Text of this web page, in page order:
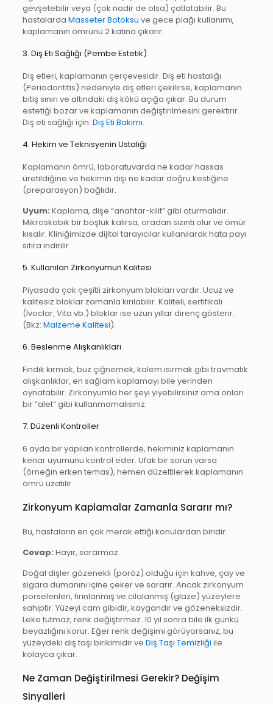
gevşetebilir veya (çok nadir de olsa) çatlatabilir. Bu
hastalarda Masseter Botoksu ve gece plağı kullanımı,
kaplamanın ömrünü 2 katına çıkarır.
3. Diş Eti Sağlığı (Pembe Estetik)
Diş etleri, kaplamanın çerçevesidir. Diş eti hastalığı
(Periodontitis) nedeniyle diş etleri çekilirse, kaplamanın
bitiş sınırı ve altındaki diş kökü açığa çıkar. Bu durum
estetiği bozar ve kaplamanın değiştirilmesini gerektirir.
Diş eti sağlığı için: Diş Eti Bakımı.
4. Hekim ve Teknisyenin Ustalığı
Kaplamanın ömrü, laboratuvarda ne kadar hassas
üretildiğine ve hekimin dişi ne kadar doğru kestiğine
(preparasyon) bağlıdır.
Uyum: Kaplama, dişe “anahtar-kilit” gibi oturmalıdır.
Mikroskobik bir boşluk kalırsa, oradan sızıntı olur ve ömür
kısalır. Kliniğimizde dijital tarayıcılar kullanılarak hata payı
sıfıra indirilir.
5. Kullanılan Zirkonyumun Kalitesi
Piyasada çok çeşitli zirkonyum blokları vardır. Ucuz ve
kalitesiz bloklar zamanla kırılabilir. Kaliteli, sertifikalı
(Ivoclar, Vita vb.) bloklar ise uzun yıllar direnç gösterir.
(Bkz: Malzeme Kalitesi).
6. Beslenme Alışkanlıkları
Fındık kırmak, buz çiğnemek, kalem ısırmak gibi travmatik
alışkanlıklar, en sağlam kaplamayı bile yerinden
oynatabilir. Zirkonyumla her şeyi yiyebilirsiniz ama onları
bir “alet” gibi kullanmamalısınız.
7. Düzenli Kontroller
6 ayda bir yapılan kontrollerde, hekiminiz kaplamanın
kenar uyumunu kontrol eder. Ufak bir sorun varsa
(örneğin erken temas), hemen düzeltilerek kaplamanın
ömrü uzatılır.
Zirkonyum Kaplamalar Zamanla Sararır mı?
Bu, hastaların en çok merak ettiği konulardan biridir.
Cevap: Hayır, sararmaz.
Doğal dişler gözenekli (poröz) olduğu için kahve, çay ve
sigara dumanını içine çeker ve sararır. Ancak zirkonyum
porselenleri, fırınlanmış ve cilalanmış (glaze) yüzeylere
sahiptir. Yüzeyi cam gibidir, kaygandır ve gözeneksizdir.
Leke tutmaz, renk değiştirmez. 10 yıl sonra bile ilk günkü
beyazlığını korur. Eğer renk değişimi görüyorsanız, bu
yüzeydeki diş taşı birikimidir ve Diş Taşı Temizliği ile
kolayca çıkar.
Ne Zaman Değiştirilmesi Gerekir? Değişim
Sinyalleri